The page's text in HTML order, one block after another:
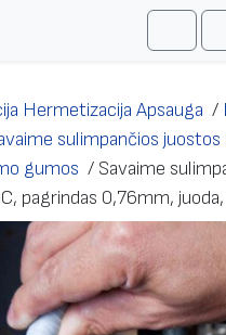
Search
Hermetizacija Apsauga /
sulimpančios juostos
gumos / Savaime
pagrindas 0,76mm,